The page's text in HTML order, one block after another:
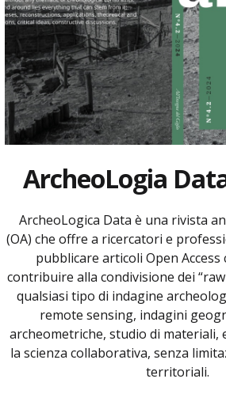
ArcheoLogia
ArcheoLogica Data è una rivista
(OA) che offre a ricercatori e
pubblicare articoli Open Access
contribuire alla condivisione dei
qualsiasi tipo di indagine
remote sensing, indagini
archeometriche, studio di materiali,
la scienza collaborativa, senza
territoriali.